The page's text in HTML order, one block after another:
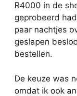
R4000 in de
geprobeerd
paar nachtjes
geslapen
bestellen.
De keuze was
omdat ik ook